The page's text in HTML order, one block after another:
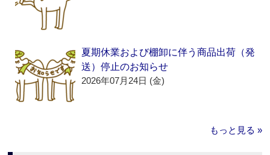
夏期休業および棚卸に伴う商品出荷（発
送）停止のお知らせ
2026年07月24日 (金)
もっと見る »